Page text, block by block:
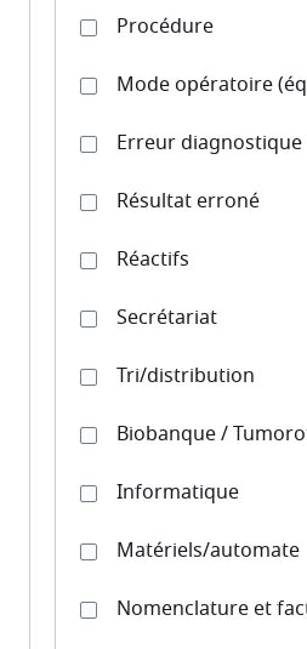
Procédure
Mode opératoire
Erreur diagnostique
Résultat erroné
Réactifs
Secrétariat
Tri/distribution
Biobanque /
Informatique
Matériels/automate
Nomenclature et